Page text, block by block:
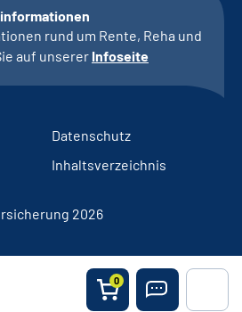
0
rund um Rente, Reha und
auf unserer Infoseite
Datenschutz
Inhaltsverzeichnis
2026